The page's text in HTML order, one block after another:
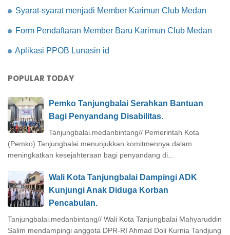
Syarat-syarat menjadi Member Karimun Club Medan
Form Pendaftaran Member Baru Karimun Club Medan
Aplikasi PPOB Lunasin id
POPULAR TODAY
Pemko Tanjungbalai Serahkan Bantuan
Bagi Penyandang Disabilitas.
Tanjungbalai.medanbintang// Pemerintah Kota
(Pemko) Tanjungbalai menunjukkan komitmennya dalam
meningkatkan kesejahteraan bagi penyandang di...
Wali Kota Tanjungbalai Dampingi ADK
Kunjungi Anak Diduga Korban
Pencabulan.
Tanjungbalai.medanbintang// Wali Kota Tanjungbalai Mahyaruddin
Salim mendampingi anggota DPR-RI Ahmad Doli Kurnia Tandjung